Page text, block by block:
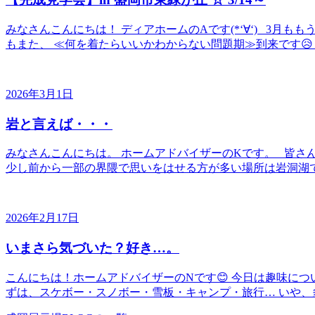
みなさんこんにちは！ ディアホームのAです(*‘∀‘) 3月もも
もまた、 ≪何を着たらいいかわからない問題期≫到来です
2026年3月1日
岩と言えば・・・
みなさんこんにちは。 ホームアドバイザーのKです。 皆さ
少し前から一部の界隈で思いをはせる方が多い場所は岩
2026年2月17日
いまさら気づいた？好き…。
こんにちは！ホームアドバイザーのNです😊 今日は趣味に
ずは、スケボー・スノボー・雪板・キャンプ・旅行… いや